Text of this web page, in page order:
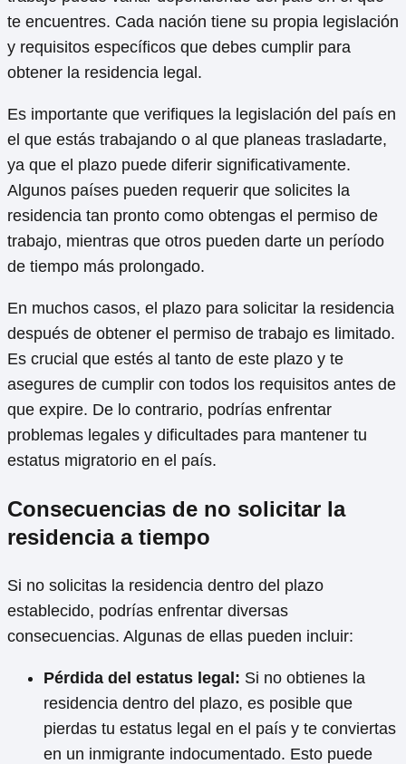
te encuentres. Cada nación tiene su propia legislación
y requisitos específicos que debes cumplir para
obtener la residencia legal.
Es importante que verifiques la legislación del país en
el que estás trabajando o al que planeas trasladarte,
ya que el plazo puede diferir significativamente.
Algunos países pueden requerir que solicites la
residencia tan pronto como obtengas el permiso de
trabajo, mientras que otros pueden darte un período
de tiempo más prolongado.
En muchos casos, el plazo para solicitar la residencia
después de obtener el permiso de trabajo es limitado.
Es crucial que estés al tanto de este plazo y te
asegures de cumplir con todos los requisitos antes de
que expire. De lo contrario, podrías enfrentar
problemas legales y dificultades para mantener tu
estatus migratorio en el país.
Consecuencias de no solicitar la
residencia a tiempo
Si no solicitas la residencia dentro del plazo
establecido, podrías enfrentar diversas
consecuencias. Algunas de ellas pueden incluir:
Pérdida del estatus legal: Si no obtienes la
residencia dentro del plazo, es posible que
pierdas tu estatus legal en el país y te conviertas
en un inmigrante indocumentado. Esto puede